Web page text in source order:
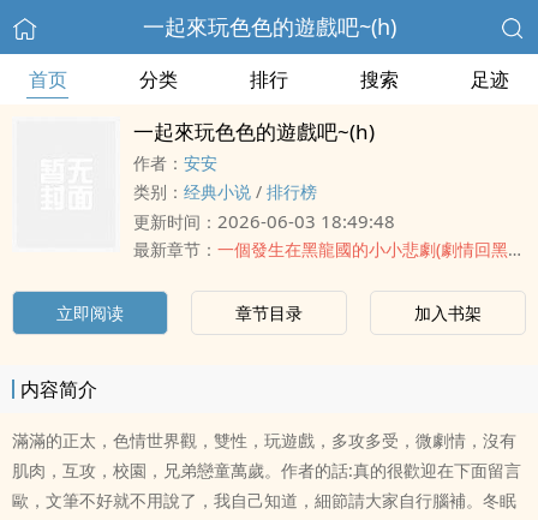
一起來玩色色的遊戲吧~(h)
首页 分类 排行 搜索 足迹
一起來玩色色的遊戲吧~(h)
作者： 安安
类别： 经典小说 / 排行榜
更新时间： 2026-06-03 18:49:48
最新章节： 一個發生在黑龍國的小小悲劇(劇情回黑暗慎入)
立即阅读 章节目录 加入书架
内容简介
滿滿的正太，色情世界觀，雙性，玩遊戲，多攻多受，微劇情，沒有
肌肉，互攻，校園，兄弟戀童萬歲。作者的話:真的很歡迎在下面留言
歐，文筆不好就不用說了，我自己知道，細節請大家自行腦補。冬眠